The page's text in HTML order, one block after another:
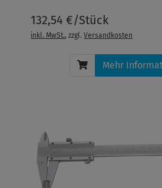
132,54 €/Stück
inkl. MwSt., zzgl.Versandkosten
Mehr